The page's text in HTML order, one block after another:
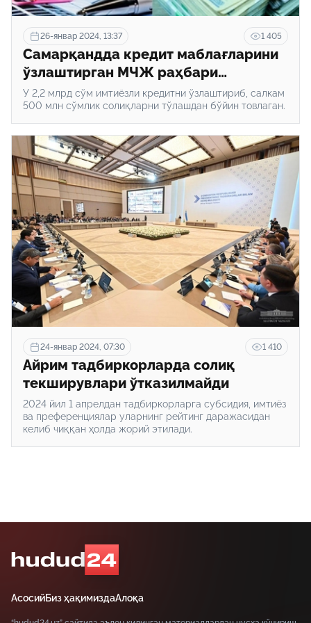
26-январ 2024, 13:37 1 405
Самарқандда кредит маблағларини
ўзлаштирган МЧЖ раҳбари
аниқланди. Бундай ҳолатларда
қандай жазо берилиши мумкин?
У 2,2 млрд сўм имтиёзли кредитни ўзлаштириб, салкам
500 млн сўмлик солиқларни тўлашдан бўйин товлаган.
24-январ 2024, 07:30 1 410
Айрим тадбиркорларда солиқ
текширувлари ўтказилмайди
2024 йил 1 апрелдан тадбиркорларга субсидия, имтиёз
ва преференциялар уларнинг рейтинг даражасидан
келиб чиққан ҳолда жорий этилади.
АсосийБиз ҳақимиздаАлоқа